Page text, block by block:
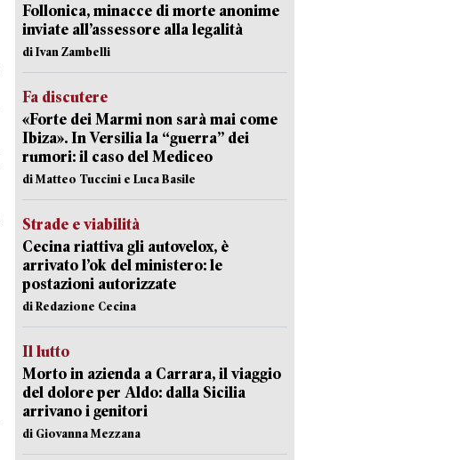
Follonica, minacce di morte anonime
inviate all’assessore alla legalità
di Ivan Zambelli
Fa discutere
«Forte dei Marmi non sarà mai come
Ibiza». In Versilia la “guerra” dei
rumori: il caso del Mediceo
di Matteo Tuccini e Luca Basile
Strade e viabilità
Cecina riattiva gli autovelox, è
arrivato l’ok del ministero: le
postazioni autorizzate
di Redazione Cecina
Il lutto
Morto in azienda a Carrara, il viaggio
del dolore per Aldo: dalla Sicilia
arrivano i genitori
di Giovanna Mezzana